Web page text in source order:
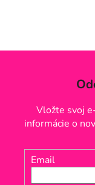
Vložte svoj
informácie o
Email